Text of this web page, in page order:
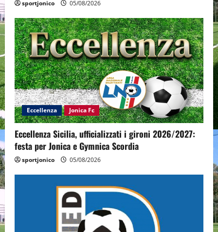
sportjonico 05/08/2026
Eccellenza Jonica Fc
Eccellenza Sicilia, ufficializzati i gironi 2026/2027:
festa per Jonica e Gymnica Scordia
sportjonico 05/08/2026